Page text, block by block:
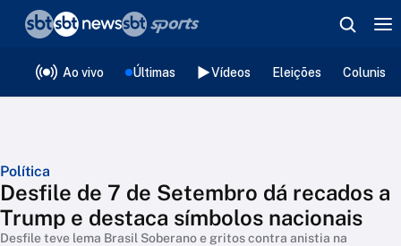
Ao vivo Últimas Vídeos Eleições
Política
Desfile de 7 de Setembro dá recados a
Trump e destaca símbolos nacionais
Desfile teve lema Brasil Soberano e gritos contra anistia na
❮voltar
Editorias